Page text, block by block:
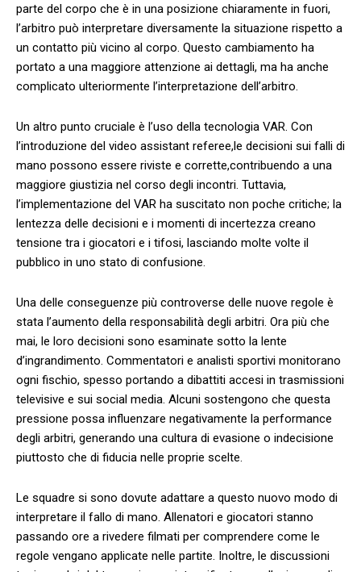
parte del ⁢corpo che è in una ‍posizione chiaramente⁤ in fuori,
⁣l’arbitro può interpretare diversamente la situazione rispetto⁤ a
un contatto⁤ più vicino al‌ corpo. Questo cambiamento ha⁤
portato a una ‍maggiore attenzione ai dettagli, ⁣ma ha anche
complicato ⁤ulteriormente l’interpretazione​ dell’arbitro.
Un altro punto cruciale è l’uso della tecnologia VAR. Con​
l’introduzione del video assistant referee,le decisioni sui falli⁣ di
mano possono essere riviste e corrette,contribuendo​ a una
maggiore giustizia nel corso degli incontri. Tuttavia,
l’implementazione del ‍VAR ​ha suscitato non poche critiche; ⁤la
lentezza ‍delle decisioni e i​ momenti di⁣ incertezza creano
tensione tra ‌i‍ giocatori e i tifosi, lasciando ‍molte volte il
pubblico in uno stato di confusione.
Una delle ‌conseguenze più controverse delle nuove⁤ regole⁣ è
stata l’aumento della responsabilità‍ degli arbitri. Ora⁤ più che
⁣mai, le loro decisioni sono esaminate sotto la lente
d’ingrandimento. Commentatori e​ analisti⁤ sportivi monitorano
ogni fischio, spesso⁢ portando a dibattiti accesi ⁣in‌ trasmissioni
televisive ⁤e sui social media.‌ Alcuni sostengono ​che questa
pressione possa influenzare negativamente la performance ​
degli​ arbitri, generando una cultura di evasione o indecisione
piuttosto‍ che di fiducia nelle proprie scelte.
Le squadre si sono dovute adattare a questo nuovo ‌modo di
interpretare il fallo di mano. Allenatori e giocatori stanno
passando ore a rivedere filmati⁢ per comprendere come le
regole ​vengano applicate nelle partite. ​Inoltre, le ⁤discussioni